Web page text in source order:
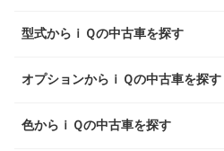
型式からｉＱの中古車を探す
オプションからｉＱの中古車を探す
色からｉＱの中古車を探す